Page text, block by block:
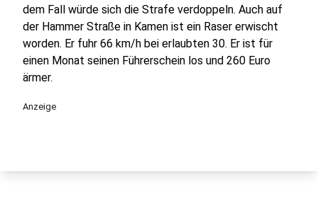
dem Fall würde sich die Strafe verdoppeln. Auch auf
der Hammer Straße in Kamen ist ein Raser erwischt
worden. Er fuhr 66 km/h bei erlaubten 30. Er ist für
einen Monat seinen Führerschein los und 260 Euro
ärmer.
Anzeige